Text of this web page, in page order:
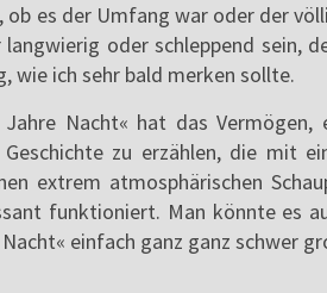
ob es der Umfang war oder der
oder schleppend sein,
wie ich sehr bald merken sollte.
Jahre Nacht« hat das
zu erzählen, die mit
extrem atmosphärischen
funktioniert. Man könnte es
Nacht« einfach ganz ganz schwer